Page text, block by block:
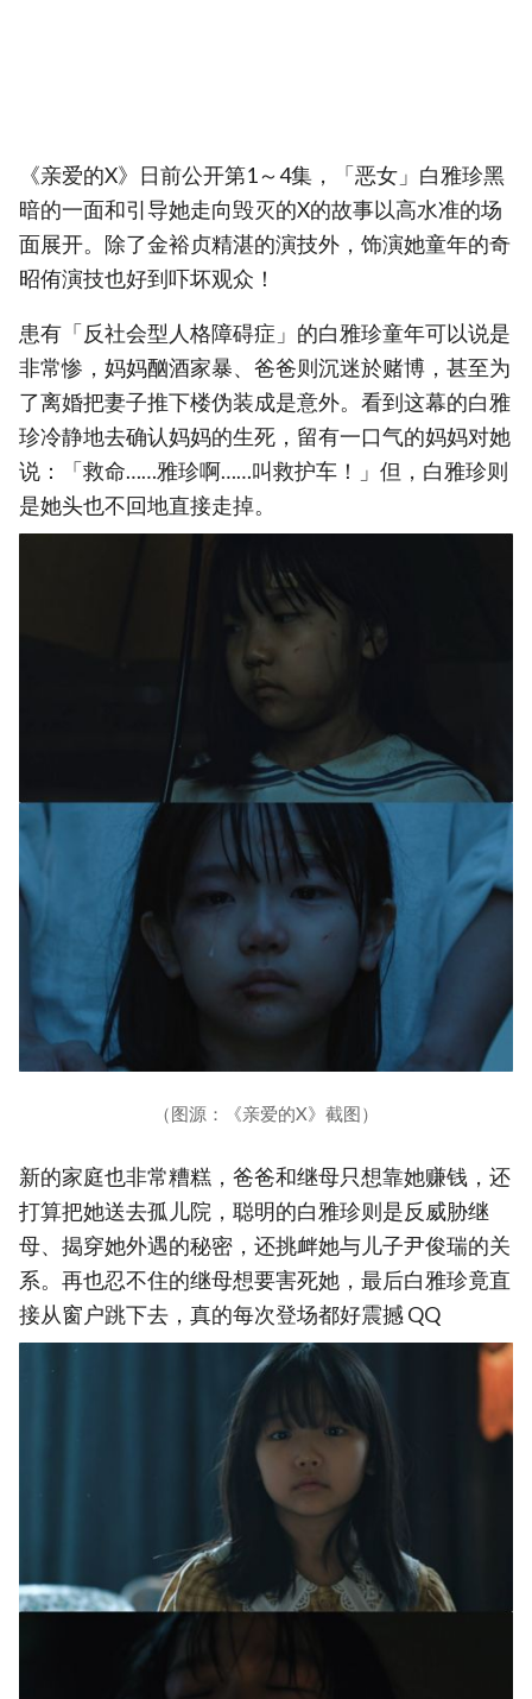
《亲爱的X》日前公开第1～4集，「恶女」白雅珍黑
暗的一面和引导她走向毁灭的X的故事以高水准的场
面展开。除了金裕贞精湛的演技外，饰演她童年的奇
昭侑演技也好到吓坏观众！
患有「反社会型人格障碍症」的白雅珍童年可以说是
非常惨，妈妈酗酒家暴、爸爸则沉迷於赌博，甚至为
了离婚把妻子推下楼伪装成是意外。看到这幕的白雅
珍冷静地去确认妈妈的生死，留有一口气的妈妈对她
说：「救命……雅珍啊……叫救护车！」但，白雅珍则
是她头也不回地直接走掉。
（图源：《亲爱的X》截图）
新的家庭也非常糟糕，爸爸和继母只想靠她赚钱，还
打算把她送去孤儿院，聪明的白雅珍则是反威胁继
母、揭穿她外遇的秘密，还挑衅她与儿子尹俊瑞的关
系。再也忍不住的继母想要害死她，最后白雅珍竟直
接从窗户跳下去，真的每次登场都好震撼 QQ